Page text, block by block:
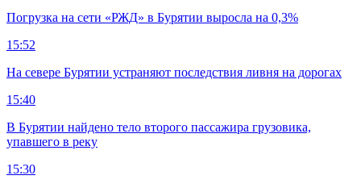
Погрузка на сети «РЖД» в Бурятии выросла на 0,3%
15:52
На севере Бурятии устраняют последствия ливня на дорогах
15:40
В Бурятии найдено тело второго пассажира грузовика,
упавшего в реку
15:30